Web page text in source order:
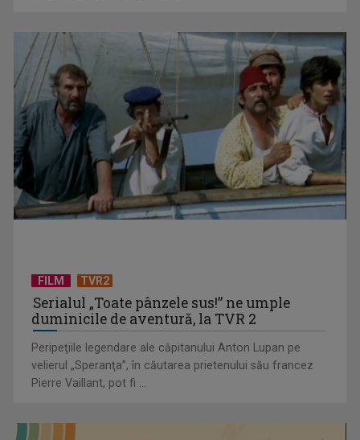
Bacalaureat 2026: Examenul continuă cu proba obligatorie a
profilului
Federația SANITAS suspendă temporar greva generală din
FILM TVR2
Serialul „Toate pânzele sus!” ne umple
duminicile de aventură, la TVR 2
Peripeţiile legendare ale căpitanului Anton Lupan pe
velierul „Speranţa”, în căutarea prietenului său francez
Pierre Vaillant, pot fi ...